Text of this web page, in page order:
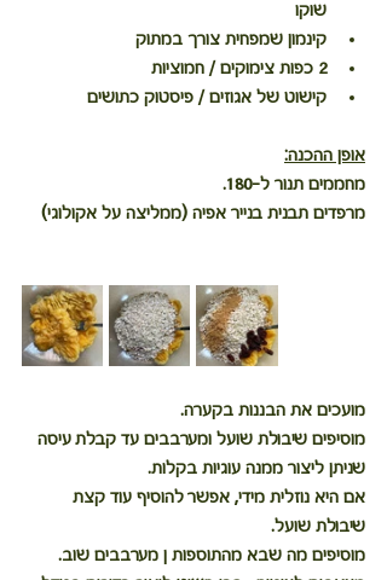
שוקו
קינמון שמפחית צורך במתוק
2 כפות צימוקים / חמוציות
קישוט של אגוזים / פיסטוק כתושים
אופן ההכנה:
מחממים תנור ל-180.
מרפדים תבנית בנייר אפיה (ממליצה על אקולוגי)
מועכים את הבננות בקערה.
מוסיפים שיבולת שועל ומערבבים עד קבלת עיסה
שניתן ליצור ממנה עוגיות בקלות.
אם היא נוזלית מידי, אפשר להוסיף עוד קצת
שיבולת שועל.
מוסיפים מה שבא מהתוספות ן מערבבים שוב.